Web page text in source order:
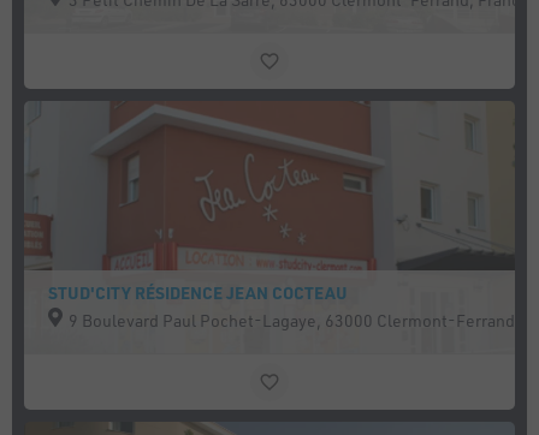
STUD'CITY RÉSIDENCE JEAN COCTEAU
9 Boulevard Paul Pochet-Lagaye, 63000 Clermont-Ferrand,